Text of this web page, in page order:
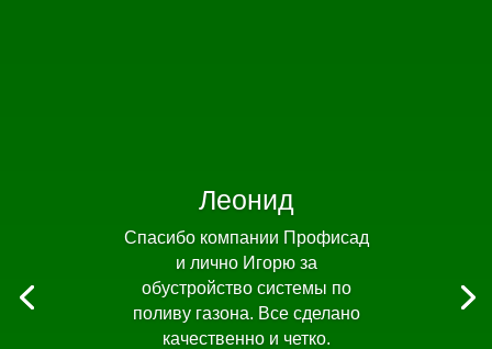
Леонид
Спасибо компании Профисад
и лично Игорю за
обустройство системы по
поливу газона. Все сделано
качественно и четко.